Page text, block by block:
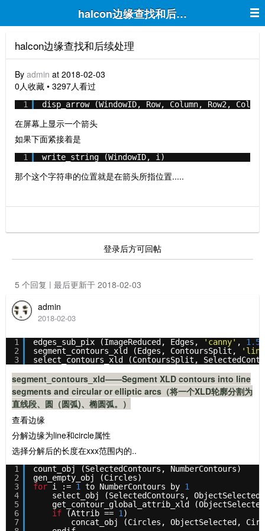
halcon边缘查找和后续处理
halcon边缘查找和后续处理
By admin at 2018-02-03
0人收藏 • 3297人看过
1 disp_arrow (WindowID, Row, Column, Row2,
在屏幕上显示一个箭头
如果下面紧接着是
1 write_string (WindowID, i)
那个这个字符串的位置就是在箭头所指位置.....
登录后方可回帖
5 个回复 | 最后更新于 2018-02-03
admin
2018-02-03
1
2
3
edges_sub_pix (ImageReduced, Edges, 'canny' , 1.5
segment_contours_xld (Edges, ContoursSplit,
select_contours_xld (ContoursSplit,
segment_contours_xld——Segment XLD contours into line
segments and circular or elliptic arcs（将一个XLD轮廓分割为
直线段、圆（圆弧)、椭圆弧。）
查看边缘
分解边缘为line和circle属性
选择分解后的长度在xxx范围内的..
1
2
3
4
5
6
7
count_obj (SelectedContours, NumberContours)
gen_empty_obj (Circles)
for i := 1 to NumberContours by 1
select_obj (SelectedContours,
get_contour_global_attrib_xld
if
(Attrib == 1 )
concat_obj (Circles, ObjectSelected,